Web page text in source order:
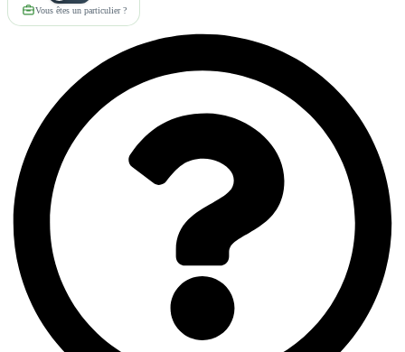
Vous êtes un particulier ?